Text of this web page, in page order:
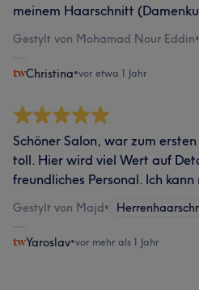
meinem Haarschnitt
Gestylt von Mohamad Nour Eddin•
Christina•vor etwa 1 Jahr
Schöner Salon, war zum
toll. Hier wird viel Wert auf
freundliches Personal. Ich
Gestylt von Majd•
Yaroslav•vor mehr als 1 Jahr